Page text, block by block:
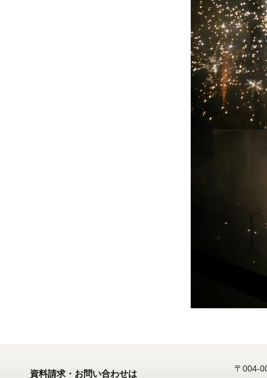
資料請求・お問い合わせは
〒004-